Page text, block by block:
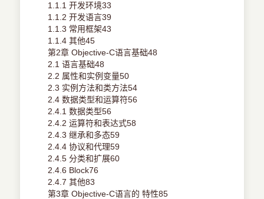
1.1.1 开发环境33
1.1.2 开发语言39
1.1.3 常用框架43
1.1.4 其他45
第2章 Objective-C语言基础48
2.1 语言基础48
2.2 属性和实例变量50
2.3 实例方法和类方法54
2.4 数据类型和运算符56
2.4.1 数据类型56
2.4.2 运算符和表达式58
2.4.3 继承和多态59
2.4.4 协议和代理59
2.4.5 分类和扩展60
2.4.6 Block76
2.4.7 其他83
第3章 Objective-C语言的 特性85